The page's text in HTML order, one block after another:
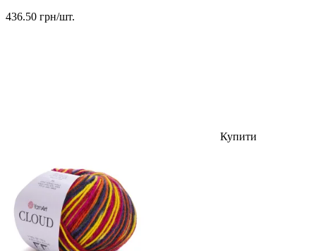
436.50 грн/шт.
Купити